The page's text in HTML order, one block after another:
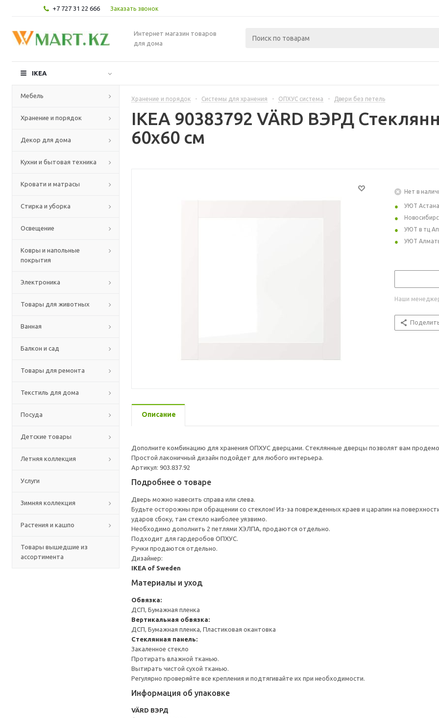
+7 727 31 22 666 Заказать звонок
Интернет магазин товаров
для дома
IKEA
Мебель
Хранение и порядок
Декор для дома
Кухни и бытовая техника
Кровати и матрасы
Стирка и уборка
Освещение
Ковры и напольные
покрытия
Электроника
Товары для животных
Ванная
Балкон и сад
Товары для ремонта
Текстиль для дома
Посуда
Детские товары
Летняя коллекция
Услуги
Зимняя коллекция
Растения и кашпо
Товары вышедшие из
ассортимента
Хранение и порядок - Системы для хранения - ОПХУС система - Двери без петель
IKEA 90383792 VÄRD ВЭРД
60x60 см
Нет в
УЮТ Астана
УЮТ в тц
УЮТ
Наши
Описание
Дополните комбинацию для хранения ОПХУС дверцами. Стеклянные дверцы позволят вам
Простой лаконичный дизайн подойдет для любого интерьера.
Артикул: 903.837.92
Подробнее о товаре
Дверь можно навесить справа или слева.
Будьте осторожны при обращении со стеклом! Из-за поврежденных краев и царапин на
ударов сбоку, там стекло наиболее уязвимо.
Необходимо дополнить 2 петлями ХЭЛПА, продаются отдельно.
Подходит для гардеробов ОПХУС.
Ручки продаются отдельно.
Дизайнер:
IKEA of Sweden
Материалы и уход
Обвязка:
ДСП, Бумажная пленка
Вертикальная обвязка:
ДСП, Бумажная пленка, Пластиковая окантовка
Стеклянная панель:
Закаленное стекло
Протирать влажной тканью.
Вытирать чистой сухой тканью.
Регулярно проверяйте все крепления и подтягивайте их при необходимости.
Информация об упаковке
VÄRD ВЭРД